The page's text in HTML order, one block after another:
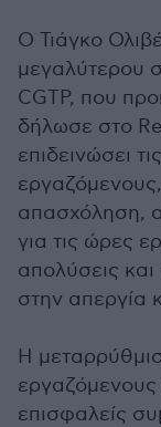
Ο Τιάγκο
μεγαλύτερου
CGTP, που
δήλωσε στο
επιδεινώσει
απασχόληση,
για τις ώρες
απολύσεις και
στην απεργία
Η
εργαζόμενους
επισφαλείς